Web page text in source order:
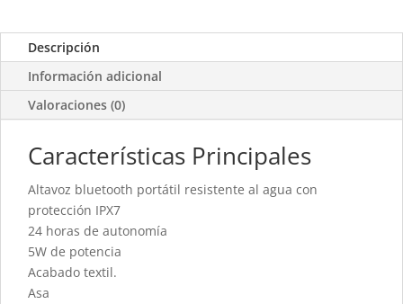
cantidad
Descripción
Información adicional
Valoraciones (0)
Características Principales
Altavoz bluetooth portátil resistente al agua con
protección IPX7
24 horas de autonomía
5W de potencia
Acabado textil.
Asa